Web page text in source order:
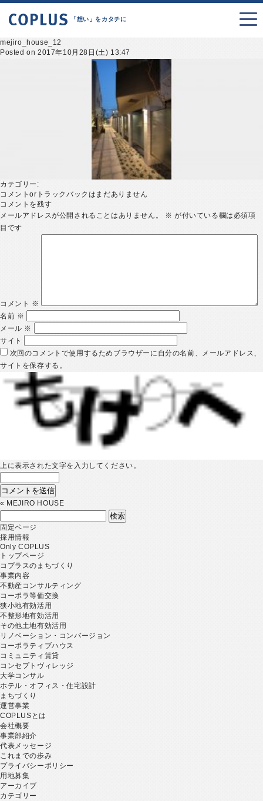
「想い」をカタチに
mejiro_house_12
Posted on 2017年10月28日(土) 13:47
カテゴリー:
コメントorトラックバックはまだありません
コメントを残す
メールアドレスが公開されることはありません。
※ が付いている欄は必須項
目です
コメント ※
名前 ※
メール ※
サイト
次回のコメントで使用するためブラウザーに自分の名前、メールアドレス、
サイトを保存する。
上に表示された文字を入力してください。
« MEJIRO HOUSE
索:
固定ページ
採用情報
Only COPLUS
トップページ
コプラスのまちづくり
事業内容
不動産コンサルティング
コーポラ等価交換
狭小地有効活用
不整形地有効活用
その他土地有効活用
リノベーション・コンバージョン
コーポラティブハウス
コミュニティ賃貸
コンセプトヴィレッジ
大学コンサル
ホテル・オフィス・住宅設計
まちづくり
運営事業
COPLUSとは
会社概要
事業部紹介
代表メッセージ
これまでの歩み
プライバシーポリシー
用地募集
アーカイブ
カテゴリー